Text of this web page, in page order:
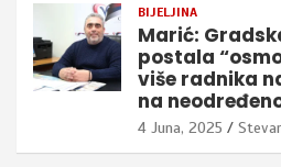
BIJELJINA
Marić:
postala
više radnika
na
4 Juna, 2025